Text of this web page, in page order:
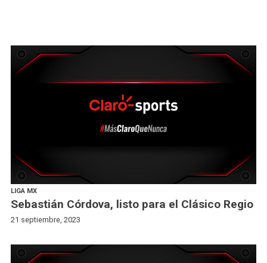
LIGA MX
Sebastián Córdova, listo para el Clásico Regio
21 septiembre, 2023